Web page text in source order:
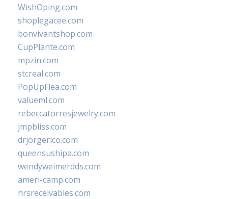
WishOping.com
shoplegacee.com
bonvivantshop.com
CupPlante.com
mpzin.com
stcreal.com
PopUpFlea.com
valueml.com
rebeccatorresjewelry.com
jmpbliss.com
drjorgerico.com
queensushipa.com
wendyweimerdds.com
ameri-camp.com
hrsreceivables.com